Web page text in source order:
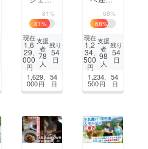
と創る
ジビエ
食文化
拠点を
応援！
81%
81%
現在
1,6
29,
000
円
支援
者
78
人
残り
54
日
1,629,
000円
54
日
たい。
小さな
お菓子
屋koti
の挑戦
68%
68%
現在
1,2
34,
500
円
支援
者
98
人
残り
54
日
1,234,
500円
54
日